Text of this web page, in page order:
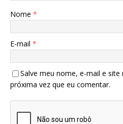
Nome *
E-mail *
Salve meu nome, e-mail e
próxima vez que eu comentar.